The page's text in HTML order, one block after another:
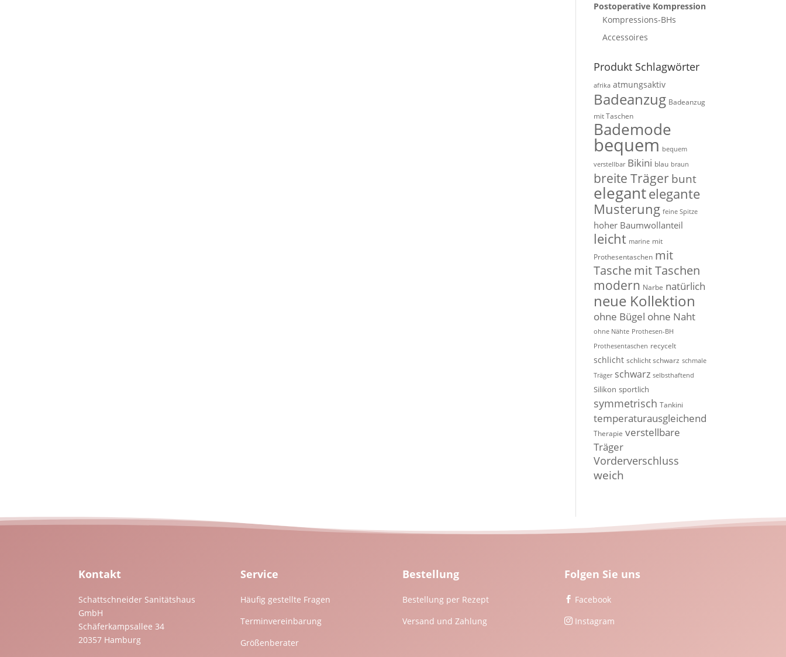
Postoperative Kompression
Kompressions-BHs
Accessoires
Produkt Schlagwörter
afrika atmungsaktiv
Badeanzug Badeanzug
mit Taschen
Bademode
bequem bequem
verstellbar Bikini blau braun
breite Trägerbunt
elegantelegante
Musterung feine Spitze
hoher Baumwollanteil
leicht marine mit
Prothesentaschen mit
Taschemit Taschen
modern Narbe natürlich
neue Kollektion
ohne Bügel ohne Naht
ohne Nähte Prothesen-BH
Prothesentaschen recycelt
schlicht schlicht schwarz schmale
Träger schwarz selbsthaftend
Silikon sportlich
symmetrisch Tankini
temperaturausgleichend
Therapie verstellbare
Träger
Vorderverschluss
weich
Kontakt
Schattschneider Sanitätshaus
GmbH
Schäferkampsallee 34
20357 Hamburg
Service
Häufig gestellte Fragen
Terminvereinbarung
Größenberater
Bestellung
Bestellung per Rezept
Versand und Zahlung
Folgen Sie uns
 Facebook
 Instagram